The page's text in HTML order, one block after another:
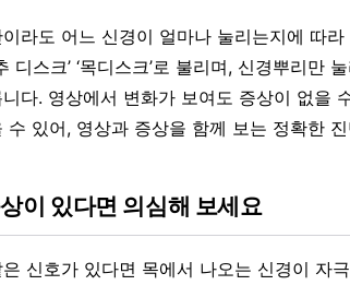
라도 어느 신경이 얼마나 눌리는지에 따
디스크’ ‘목디스크’로 불리며, 신경뿌리
다. 영상에서 변화가 보여도 증상이 없을
수 있어, 영상과 증상을 함께 보는 정확한
이 있다면 의심해 보세요
신호가 있다면 목에서 나오는 신경이 자